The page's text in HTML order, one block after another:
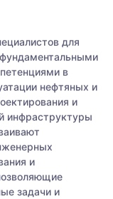
для
в
нефтяных и
и
инфраструктуры
и
задачи и